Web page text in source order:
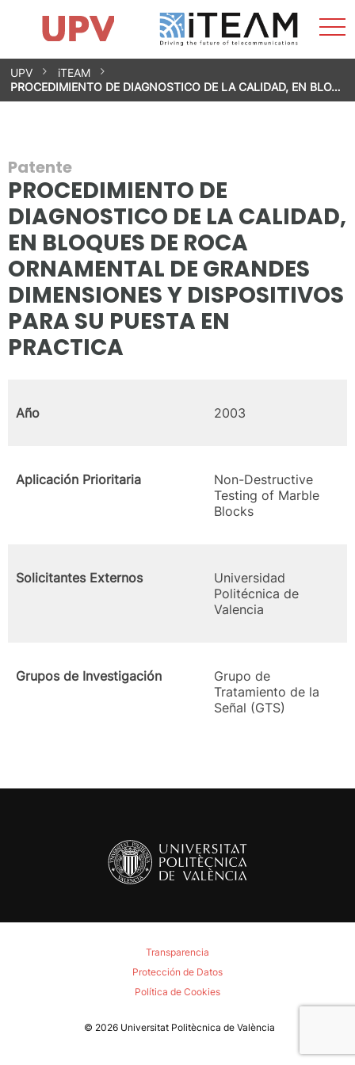
Saltar
contenido
Impacto
Grupos de investigación
Instalaciones
Spin-offs
Contacto
Prácticas
Noticias
Unidad de Igualdad
UPV
iTEAM
PROCEDIMIENTO DE DIAGNOSTICO DE LA CALIDAD, EN BLO…
Patente
PROCEDIMIENTO DE
DIAGNOSTICO DE LA CALIDAD,
EN BLOQUES DE ROCA
ORNAMENTAL DE GRANDES
DIMENSIONES Y DISPOSITIVOS
PARA SU PUESTA EN
PRACTICA
Año 2003
Aplicación Prioritaria
Non-Destructive
Testing of Marble
Blocks
Solicitantes Externos
Universidad
Politécnica de
Valencia
Grupos de Investigación
Grupo de
Tratamiento de la
Señal (GTS)
Transparencia
Protección de Datos
Política de Cookies
© 2026 Universitat Politècnica de València